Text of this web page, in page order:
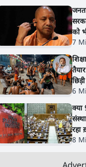
को
7
6
क्या
रहा
8